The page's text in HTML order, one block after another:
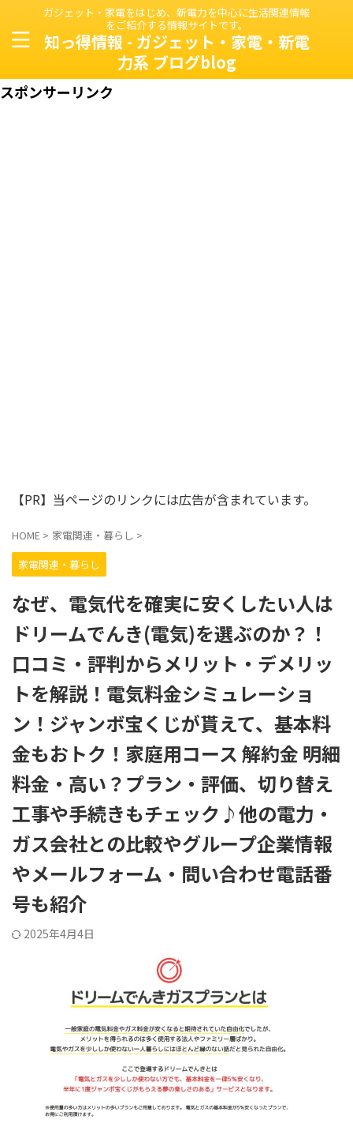
ガジェット・家電をはじめ、新電力を中心に生活関連情報
をご紹介する情報サイトです。
知っ得情報 - ガジェット・家電・新電
力系 ブログblog
スポンサーリンク
【PR】当ページのリンクには広告が含まれています。
HOME > 家電関連・暮らし >
家電関連・暮らし
なぜ、電気代を確実に安くしたい人は
ドリームでんき(電気)を選ぶのか？！
口コミ・評判からメリット・デメリッ
トを解説！電気料金シミュレーショ
ン！ジャンボ宝くじが貰えて、基本料
金もおトク！家庭用コース 解約金 明細
料金・高い？プラン・評価、切り替え
工事や手続きもチェック♪他の電力・
ガス会社との比較やグループ企業情報
やメールフォーム・問い合わせ電話番
号も紹介
2025年4月4日